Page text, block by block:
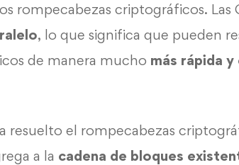
rompecabezas criptográficos. Las
, lo que significa que pueden
de manera mucho más rápida
resuelto el rompecabezas
a la cadena de bloques